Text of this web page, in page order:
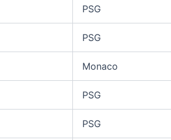
PSG
PSG
Monaco
PSG
PSG